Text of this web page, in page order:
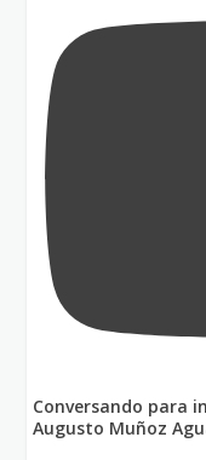
Conversando para
Augusto Muñoz